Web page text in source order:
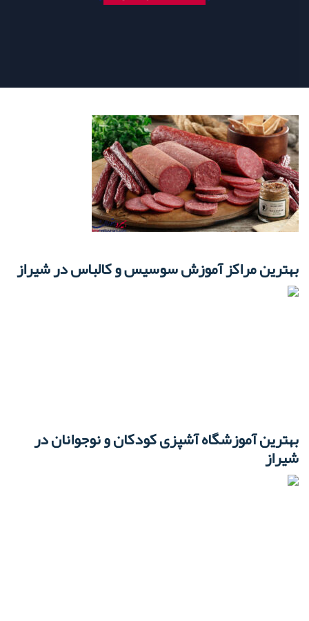
بهترین مراکز آموزش سوسیس و کالباس در شیراز
بهترین آموزشگاه آشپزی کودکان و نوجوانان در
شیراز